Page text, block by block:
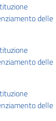
delle
delle
delle